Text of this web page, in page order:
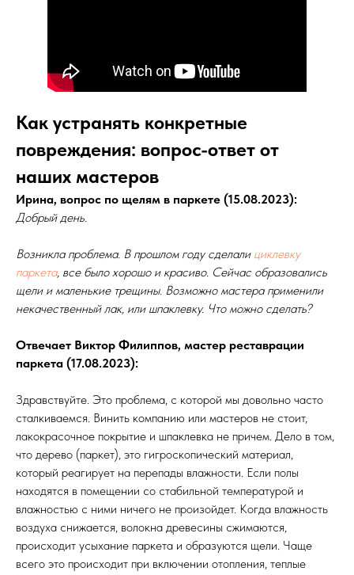
Как устранять конкретные
повреждения: вопрос-ответ от
наших мастеров
Ирина, вопрос по щелям в паркете (15.08.2023):
Добрый день.
Возникла проблема. В прошлом году сделали циклевку
паркета, все было хорошо и красиво. Сейчас образовались
щели и маленькие трещины. Возможно мастера применили
некачественный лак, или шпаклевку. Что можно сделать?
Отвечает Виктор Филиппов, мастер реставрации
паркета (17.08.2023):
Здравствуйте. Это проблема, с которой мы довольно часто
сталкиваемся. Винить компанию или мастеров не стоит,
лакокрасочное покрытие и шпаклевка не причем. Дело в том,
что дерево (паркет), это гигроскопический материал,
который реагирует на перепады влажности. Если полы
находятся в помещении со стабильной температурой и
влажностью с ними ничего не произойдет. Когда влажность
воздуха снижается, волокна древесины сжимаются,
происходит усыхание паркета и образуются щели. Чаще
всего это происходит при включении отопления, теплые